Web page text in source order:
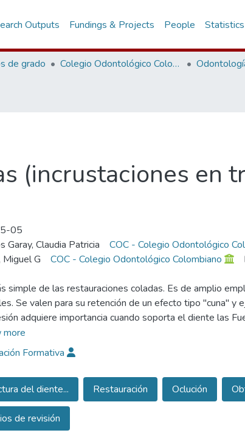
Outputs Fundings & Projects People Statistics
de grado Colegio Odontológico Colombiano
(incrustaciones en
05
Garay, Claudia Patricia
COC - Colegio Odontológico
Miguel G COC - Colegio Odontológico Colombiano
simple de las restauraciones coladas. Es de amplio
Se valen para su retención de un efecto tipo "cuna" y
adquiere importancia cuando soporta el diente las
queda un considerable espesor de estructura Intacta,
perdidas, sin proteger en nada el resto del diente.
uniformemente por una superficie extensa, de modo
en el diente portador de la restauración. La
de procesos clínicos; las más Frecuentes son la Fractura
caries frecuentemente. Es fácil no darse cuenta de que
more
Formativa
del diente... Restauración Oclución
de revisión